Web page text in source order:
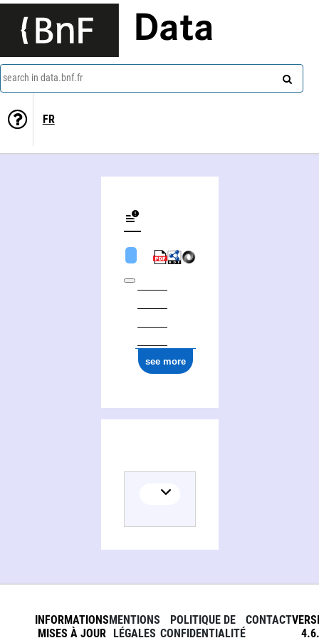
Data
search in data.bnf.fr
FR
see more
INFORMATIONS
MISES À JOUR
MENTIONS
LÉGALES
POLITIQUE DE
CONFIDENTIALITÉ
CONTACT